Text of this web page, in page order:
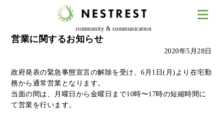
community & communication
営業に関するお知らせ
2020年5月28日
政府発表の緊急事態宣言の解除を受け、6月1日(月)より在宅勤
務から通常営業となります。
当面の間は、月曜日から金曜日まで10時〜17時の短縮時間に
て営業を行います。